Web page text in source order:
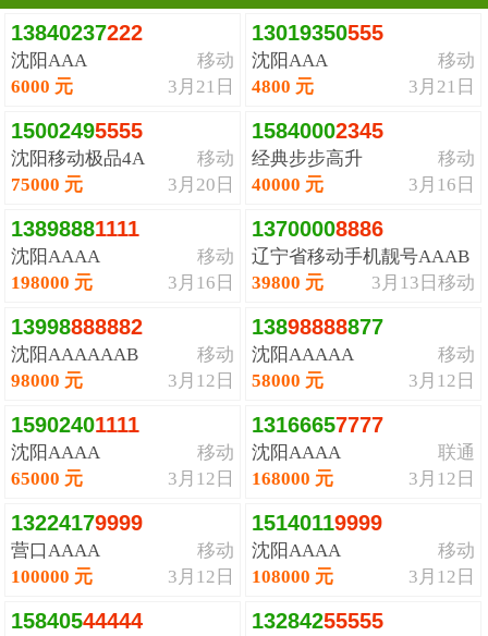
13840237222
沈阳AAA
移动
3月21日
6000 元
13019350555
沈阳AAA
移动
3月21日
4800 元
15002495555
沈阳移动极品4A
移动
3月20日
75000 元
15840002345
经典步步高升
移动
3月16日
40000 元
13898881111
沈阳AAAA
移动
3月16日
198000 元
13700008886
辽宁省移动手机靓号AAAB
移动
3月13日
39800 元
13998888882
沈阳AAAAAAB
移动
3月12日
98000 元
13898888877
沈阳AAAAA
移动
3月12日
58000 元
15902401111
沈阳AAAA
移动
3月12日
65000 元
13166657777
沈阳AAAA
联通
3月12日
168000 元
13224179999
营口AAAA
移动
3月12日
100000 元
15140119999
沈阳AAAA
移动
3月12日
108000 元
15840544444 13284255555